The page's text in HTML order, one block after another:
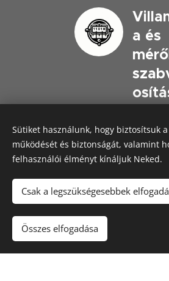
a és
és
Lépjen velünk
kapcsolatba!
Sütiket használunk, hogy biztosítsuk
működését és biztonságát, valamint
felhasználói élményt kínáljuk Neked.
Csak a legszükségesebbek
Összes elfogadása